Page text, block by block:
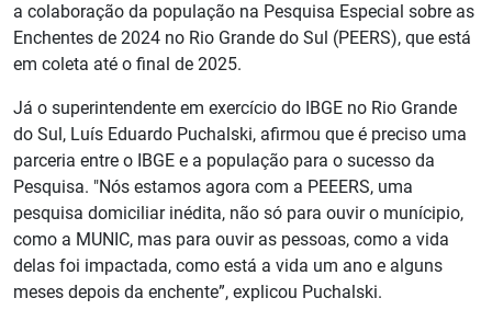
a colaboração da população na Pesquisa Especial sobre as
Enchentes de 2024 no Rio Grande do Sul (PEERS), que está
em coleta até o final de 2025.
Já o superintendente em exercício do IBGE no Rio Grande
do Sul, Luís Eduardo Puchalski, afirmou que é preciso uma
parceria entre o IBGE e a população para o sucesso da
Pesquisa. "Nós estamos agora com a PEEERS, uma
pesquisa domiciliar inédita, não só para ouvir o munícipio,
como a MUNIC, mas para ouvir as pessoas, como a vida
delas foi impactada, como está a vida um ano e alguns
meses depois da enchente”, explicou Puchalski.